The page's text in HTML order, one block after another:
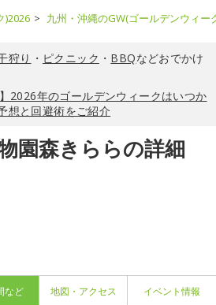
)2026 九州・沖縄のGW(ゴールデンウィ
狩り ・ ピクニック ・ BBQなどおでかけ
2026年のゴールデンウィークはいつか
想と回避術をご紹介
園森きららの詳細
など 地図・アクセス イベント情報